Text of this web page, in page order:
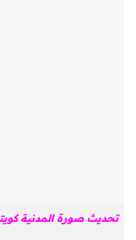
تحديث صورة المدنية